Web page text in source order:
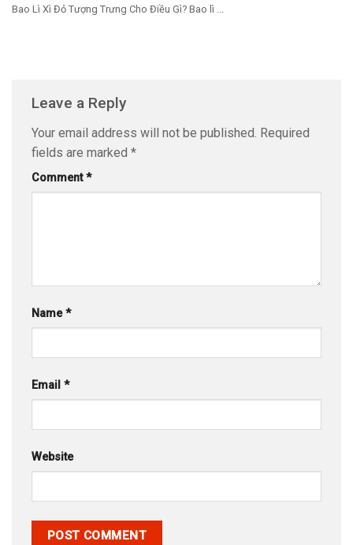
Bao Lì Xì Đỏ Tượng Trưng Cho Điều Gì? Bao lì ...
Leave a Reply
Your email address will not be published. Required
fields are marked *
Comment*
Name*
Email *
Website